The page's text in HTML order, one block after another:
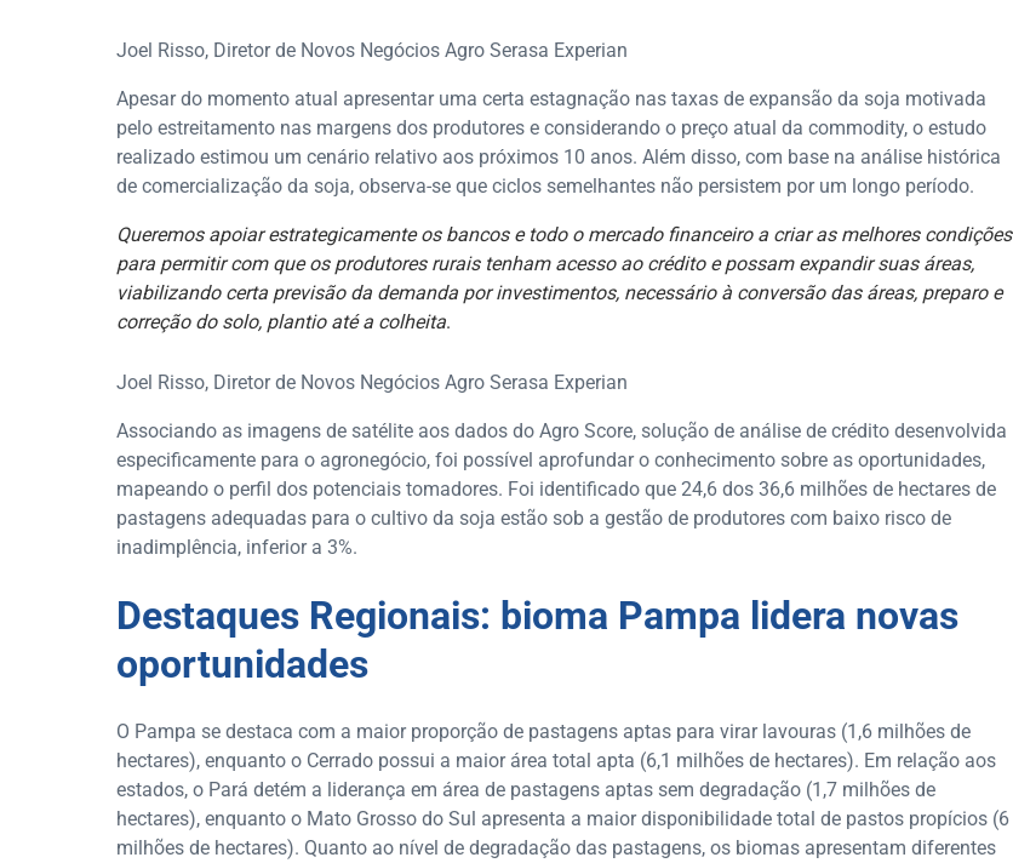
Joel Risso, Diretor de Novos Negócios Agro Serasa Experian
Apesar do momento atual apresentar uma certa estagnação nas taxas de expansão da soja motivada
pelo estreitamento nas margens dos produtores e considerando o preço atual da commodity, o estudo
realizado estimou um cenário relativo aos próximos 10 anos. Além disso, com base na análise histórica
de comercialização da soja, observa-se que ciclos semelhantes não persistem por um longo período.
Queremos apoiar estrategicamente os bancos e todo o mercado financeiro a criar as melhores condições
para permitir com que os produtores rurais tenham acesso ao crédito e possam expandir suas áreas,
viabilizando certa previsão da demanda por investimentos, necessário à conversão das áreas, preparo e
correção do solo, plantio até a colheita.
Joel Risso, Diretor de Novos Negócios Agro Serasa Experian
Associando as imagens de satélite aos dados do Agro Score, solução de análise de crédito desenvolvida
especificamente para o agronegócio, foi possível aprofundar o conhecimento sobre as oportunidades,
mapeando o perfil dos potenciais tomadores. Foi identificado que 24,6 dos 36,6 milhões de hectares de
pastagens adequadas para o cultivo da soja estão sob a gestão de produtores com baixo risco de
inadimplência, inferior a 3%.
Destaques Regionais: bioma Pampa lidera novas
oportunidades
O Pampa se destaca com a maior proporção de pastagens aptas para virar lavouras (1,6 milhões de
hectares), enquanto o Cerrado possui a maior área total apta (6,1 milhões de hectares). Em relação aos
estados, o Pará detém a liderança em área de pastagens aptas sem degradação (1,7 milhões de
hectares), enquanto o Mato Grosso do Sul apresenta a maior disponibilidade total de pastos propícios (6
milhões de hectares). Quanto ao nível de degradação das pastagens, os biomas apresentam diferentes